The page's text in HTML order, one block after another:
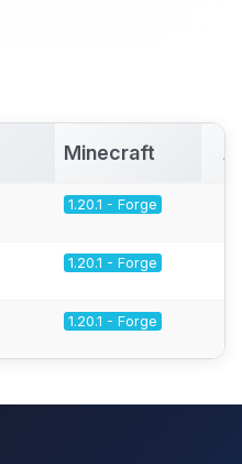
Minecraft
1.20.1 - Forge
1.20.1 - Forge
1.20.1 - Forge